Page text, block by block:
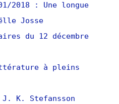
2018 : Une longue
Josse
du 12 décembre
à pleins
J. K. Stefansson